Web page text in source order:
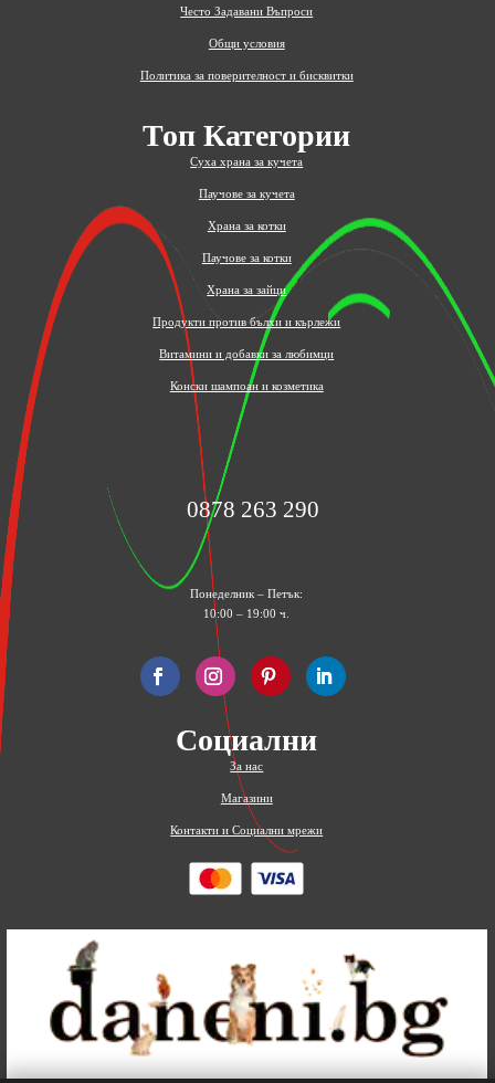
Често Задавани Въпроси
Общи условия
Политика за поверителност и бисквитки
Топ Категории
Суха храна за кучета
Паучове за кучета
Храна за котки
Паучове за котки
Храна за зайци
Продукти против бълхи и кърлежи
Витамини и добавки за любимци
Конски шампоан и козметика
0878 263 290
Понеделник – Петък:
10:00 – 19:00 ч.
Социални
За нас
Магазини
Контакти и Социални мрежи